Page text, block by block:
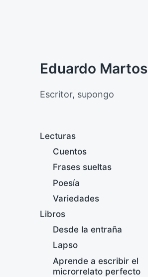
Eduardo Martos
Escritor, supongo
Lecturas
Cuentos
Frases sueltas
Poesía
Variedades
Libros
Desde la entraña
Lapso
Aprende a escribir el
microrrelato perfecto